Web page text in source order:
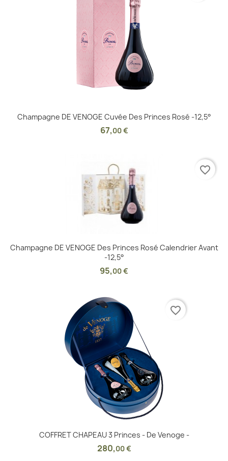
Champagne DE VENOGE Cuvée Des Princes Rosé -12,5°
67,00 €
Champagne DE VENOGE Des Princes Rosé Calendrier Avant
-12,5°
95,00 €
favorite_border
COFFRET CHAPEAU 3 Princes - De Venoge -
280,00 €
favorite_border